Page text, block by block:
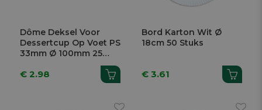
Dôme Deksel Voor
Dessertcup Op Voet PS
33mm Ø 100mm 25
€ 2.98
Bord Karton Wit Ø
18cm 50 Stuks
€ 3.61